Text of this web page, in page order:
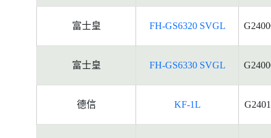
富士皇 FH-GS6320 SVGL
富士皇 FH-GS6330 SVGL
德信 KF-1L